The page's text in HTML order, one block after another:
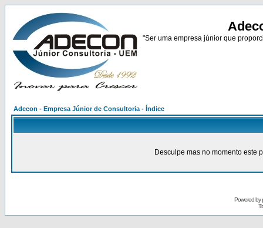
"Ser uma empresa júnior que
Adecon - Empresa Júnior de Consultoria - Índice
Desculpe mas no momento este
Powered by